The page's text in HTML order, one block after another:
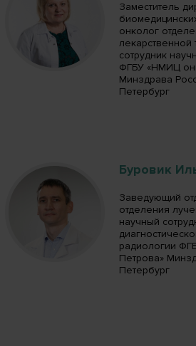
Заместитель
онколог
лекарственной
сотрудник
ФГБУ «НМИЦ
Минздрава
Петербург
Буровик
Заведующий
отделения
научный
радиологии
Петрова»
Петербург